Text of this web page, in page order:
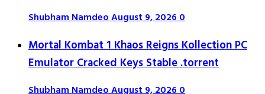
Shubham NamdeoAugust 9, 20260
Mortal Kombat 1 Khaos Reigns Kollection PC
Emulator Cracked Keys Stable .torrent
Shubham NamdeoAugust 9, 20260